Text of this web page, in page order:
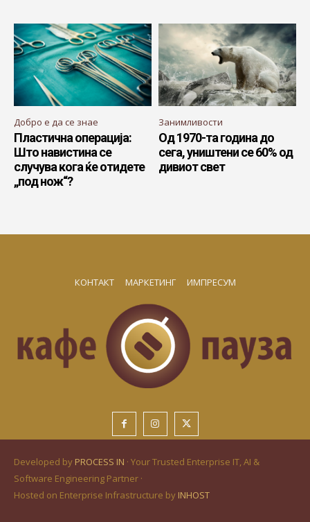
Добро е да се знае
Пластична операција:
Што навистина се
случува кога ќе отидете
„под нож“?
Занимливости
Од 1970-та година до
сега, уништени се 60% од
дивиот свет
КОНТАКТ МАРКЕТИНГ ИМПРЕСУМ
Developed by PROCESS IN · Your Trusted Enterprise IT, AI &
Software Engineering Partner ·
Hosted on Enterprise Infrastructure by INHOST